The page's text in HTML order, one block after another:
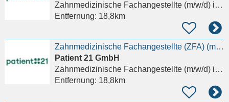
Zahnmedizinische Fachangestellte (m/w/d)in München
Entfernung: 18,8km
Zahnmedizinische Fachangestellte (ZFA) (m/w/d) - Wähle deinen Wunschstandort in München
Patient 21 GmbH
Zahnmedizinische Fachangestellte (m/w/d)in München
Entfernung: 18,8km